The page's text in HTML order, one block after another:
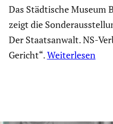
Das Städtische Museum
zeigt die
Der Staatsanwalt. NS-
Gericht“.Weiterlesen